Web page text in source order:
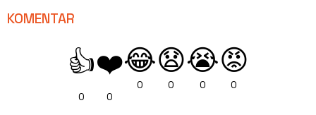
KOMENTAR
👍
0
❤️
0
😂
0
😧
0
😭
0
😡
0